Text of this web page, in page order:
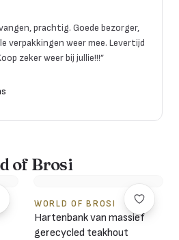
prachtig. Goede bezorger,
verpakkingen weer mee. Levertijd
zeker weer bij jullie!!!”
of Brosi
WORLD OF BROSI
Hartenbank van massief
gerecycled teakhout